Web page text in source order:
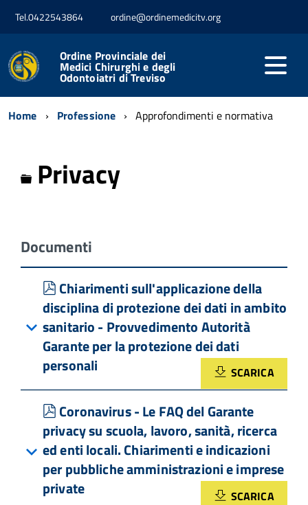
Tel.0422543864 ordine@ordinemedicitv.org
Ordine Provinciale dei
Medici Chirurghi e degli
Odontoiatri di Treviso
Home Professione Approfondimenti e normativa
Cartella
Privacy
Documenti
pdf
Chiarimenti sull'applicazione della
disciplina di protezione dei dati in ambito
sanitario - Provvedimento Autorità
Garante per la protezione dei dati
personali
SCARICA
pdf
Coronavirus - Le FAQ del Garante
privacy su scuola, lavoro, sanità, ricerca
ed enti locali. Chiarimenti e indicazioni
per pubbliche amministrazioni e imprese
private
SCARICA